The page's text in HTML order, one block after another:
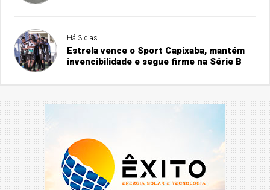
Há 3 dias
Estrela vence o Sport Capixaba, mantém
invencibilidade e segue firme na Série B